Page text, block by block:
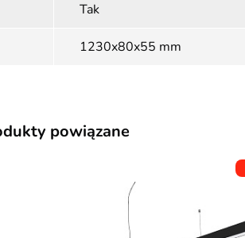
Tak
1230x80x55 mm
powiązane